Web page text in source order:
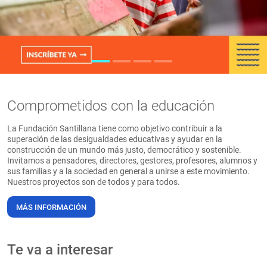
PT
Comprometidos con la educación
La Fundación Santillana tiene como objetivo contribuir a la
superación de las desigualdades educativas y ayudar en la
construcción de un mundo más justo, democrático y sostenible.
Invitamos a pensadores, directores, gestores, profesores, alumnos y
sus familias y a la sociedad en general a unirse a este movimiento.
Nuestros proyectos son de todos y para todos.
MÁS INFORMACIÓN
Te va a interesar